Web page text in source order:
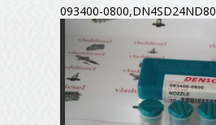
093400-0800,DN4SD24ND80